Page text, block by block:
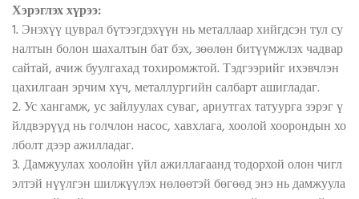
Хэрэглэх хүрээ:
1. Энэхүү цуврал бүтээгдэхүүн нь металлаар хийгдсэн тул су
налтын болон шахалтын бат бэх, зөөлөн битүүмжлэх чадвар
сайтай, ачиж буулгахад тохиромжтой. Тэдгээрийг ихэвчлэн
цахилгаан эрчим хүч, металлургийн салбарт ашигладаг.
2. Ус хангамж, ус зайлуулах суваг, ариутгах татуурга зэрэг ү
йлдвэрүүд нь голчлон насос, хавхлага, хоолой хоорондын хо
лболт дээр ажилладаг.
3. Дамжуулах хоолойн үйл ажиллагаанд тодорхой олон чигл
элтэй нүүлгэн шилжүүлэх нөлөөтэй бөгөөд энэ нь дамжуула